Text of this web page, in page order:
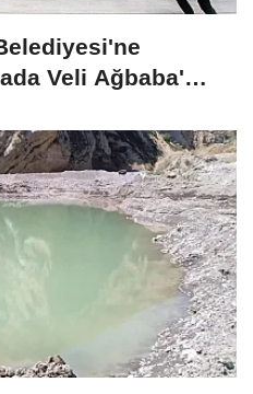
Veli Ağbaba'nın